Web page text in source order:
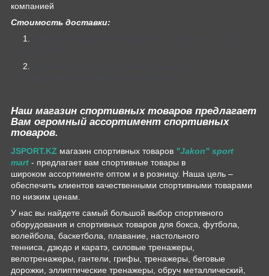
компанией
Стоимость доставки:
Наш магазин спортивных товаров предлагает
Вам огромный ассортимент спортивных
товаров.
JSPORT.KZ магазин спортивных товаров "Jakon" sport
mart - предлагает вам спортивные товары в
широком ассортименте оптом и в розницу. Наша цель –
обеспечить клиентов качественными спортивными товарами
по низким ценам.
У нас вы найдете самый большой выбор спортивного
оборудования и спортивных товаров для бокса, футбола,
волейбола, баскетбола, плавание, настольного
тенниса, дзюдо и каратэ, силовые тренажеры,
велотренажеры, гантели, грифы, тренажеры, беговые
дорожки, эллиптические тренажеры, обруч металлический,